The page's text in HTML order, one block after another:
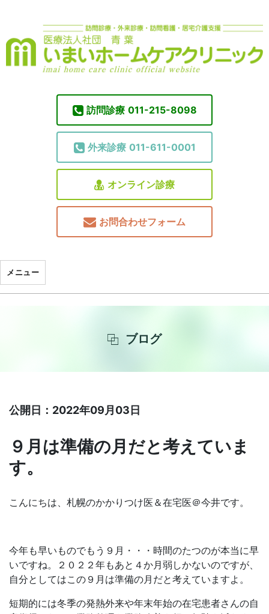
訪問診療 011-215-8098
外来診療 011-611-0001
オンライン診療
お問合わせフォーム
メニュー
ブログ
公開日：2022年09月03日
９月は準備の月だと考えていま
す。
こんにちは、札幌のかかりつけ医＆在宅医＠今井です。
今年も早いものでもう９月・・・時間のたつのが本当に早
いですね。２０２２年もあと４か月弱しかないのですが、
自分としてはこの９月は準備の月だと考えていますよ。
短期的には冬季の発熱外来や年末年始の在宅患者さんの自